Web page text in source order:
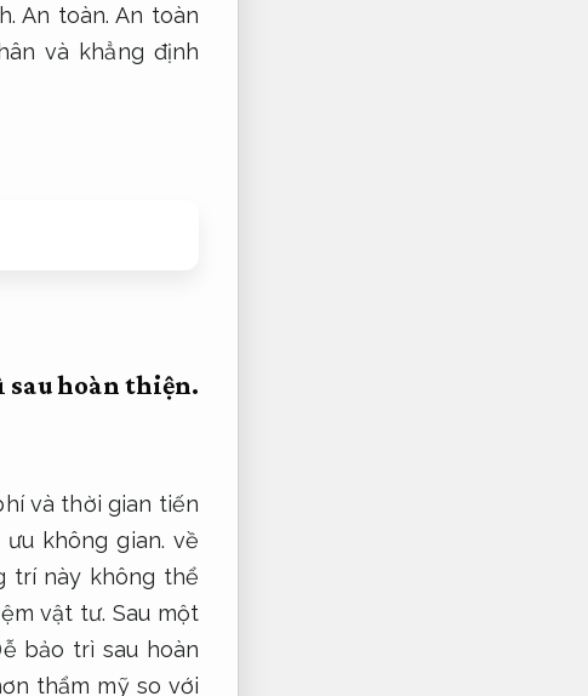
An toàn. An toàn
và khẳng định
sau hoàn thiện.
và thời gian tiến
ưu không gian. về
trí này không thể
vật tư. Sau một
bảo trì sau hoàn
thẩm mỹ so với